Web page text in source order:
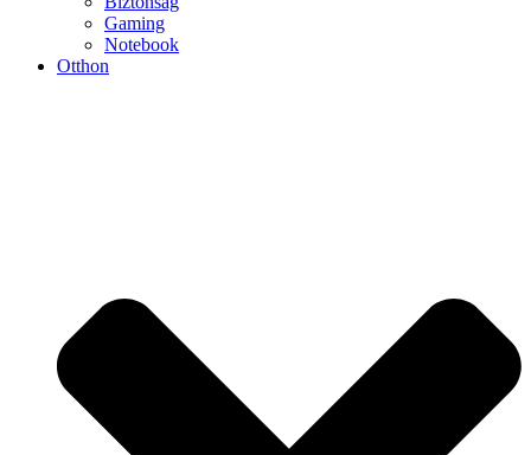
Gaming
Notebook
Otthon